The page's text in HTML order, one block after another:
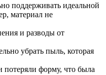
поддерживать идеальной
материал не
и разводы от
убрать пыль, которая
потеряли форму, что была